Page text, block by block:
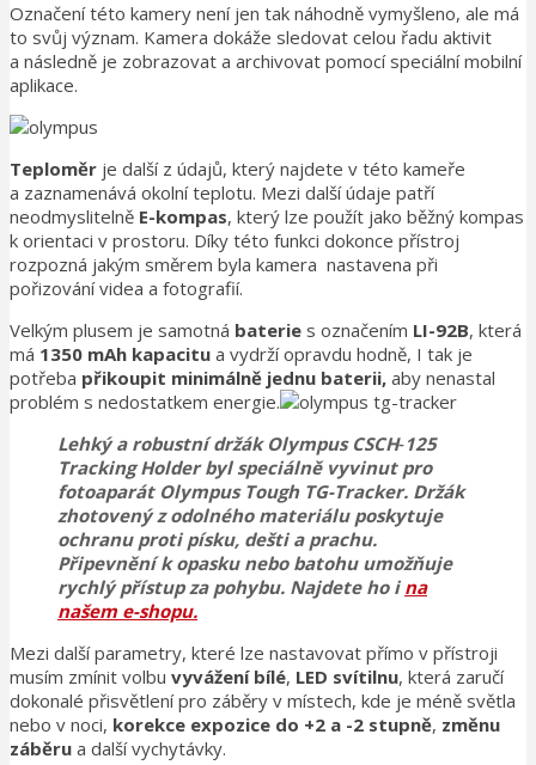
Označení této kamery není jen tak náhodně vymyšleno, ale má
to svůj význam. Kamera dokáže sledovat celou řadu aktivit
a následně je zobrazovat a archivovat pomocí speciální mobilní
aplikace.
Teploměr je další z údajů, který najdete v této kameře
a zaznamenává okolní teplotu. Mezi další údaje patří
neodmyslitelně E-kompas, který lze použít jako běžný kompas
k orientaci v prostoru. Díky této funkci dokonce přístroj
rozpozná jakým směrem byla kamera nastavena při
pořizování videa a fotografií.
Velkým plusem je samotná baterie s označením LI-92B, která
má 1350 mAh kapacitu a vydrží opravdu hodně, I tak je
potřeba přikoupit minimálně jednu baterii, aby nenastal
problém s nedostatkem energie.
Lehký a robustní držák Olympus CSCH‑125
Tracking Holderbyl speciálně vyvinut pro
fotoaparát Olympus Tough TG-Tracker. Držák
zhotovený z odolného materiálu poskytuje
ochranu proti písku, dešti a prachu.
Připevnění k opasku nebo batohu umožňuje
rychlý přístup za pohybu. Najdete ho i na
našem e-shopu.
Mezi další parametry, které lze nastavovat přímo v přístroji
musím zmínit volbu vyvážení bílé, LED svítilnu, která zaručí
dokonalé přisvětlení pro záběry v místech, kde je méně světla
nebo v noci, korekce expozice do +2 a -2 stupně, změnu
záběru a další vychytávky.